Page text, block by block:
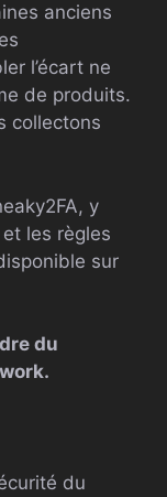
anciens
l’écart ne
de produits.
collectons
y
les règles
sur
du
du